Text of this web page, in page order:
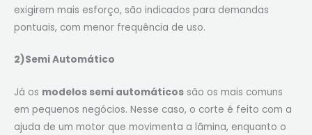
exigirem mais esforço, são indicados para demandas
pontuais, com menor frequência de uso.
2)Semi Automático
Já os modelos semi automáticos são os mais comuns
em pequenos negócios. Nesse caso, o corte é feito com a
ajuda de um motor que movimenta a lâmina, enquanto o